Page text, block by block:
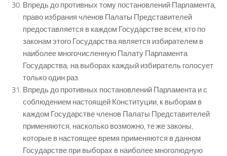
Впредь до противных тому постановлений Парламента,
право избрания членов Палаты Представителей
предоставляется в каждом Государстве всем, кто по
законам этого Государства является избирателем в
наиболее многочисленную Палату Парламента
Государства; на выборах каждый избиратель голосует
только один раз.
Впредь до противных постановлений Парламента и с
соблюдением настоящей Конституции, к выборам в
каждом Государстве членов Палаты Представителей
применяются, насколько возможно, те же законы,
которые в настоящее время применяются в данном
Государстве при выборах в наиболее многолюдную